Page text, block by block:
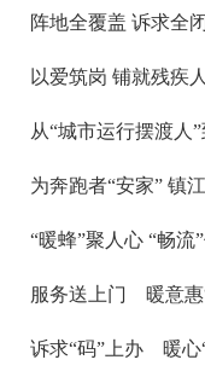
阵地全覆盖 诉求全
以爱筑岗 铺就残疾
从“城市运行摆渡人
为奔跑者“安家” 镇
“暖蜂”聚人心 “畅流
服务送上门 暖意
诉求“码”上办 暖心